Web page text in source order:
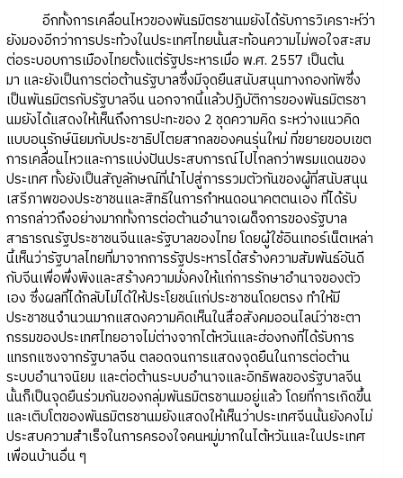
อีกทั้งการเคลื่อนไหวของพันธมิตรชานมยังได้รับการวิเคราะห์ว่า
ยังมองอีกว่าการประท้วงในประเทศไทยนั้นสะท้อนความไม่พอใจสะสม
ต่อระบอบการเมืองไทยตั้งแต่รัฐประหารเมื่อ พ.ศ. 2557 เป็นต้น
มา และยังเป็นการต่อต้านรัฐบาลซึ่งมีจุดยืนสนับสนุนทางกองทัพซึ่ง
เป็นพันธมิตรกับรัฐบาลจีน นอกจากนี้แล้วปฏิบัติการของพันธมิตรชา
นมยังได้แสดงให้เห็นถึงการปะทะของ 2 ชุดความคิด ระหว่างแนวคิด
แบบอนุรักษ์นิยมกับประชาธิปไตยสากลของคนรุ่นใหม่ ที่ขยายขอบเขต
การเคลื่อนไหวและการแบ่งปันประสบการณ์ไปไกลกว่าพรมแดนของ
ประเทศ ทั้งยังเป็นสัญลักษณ์ที่นำไปสู่การรวมตัวกันของผู้ที่สนับสนุน
เสรีภาพของประชาชนและสิทธิในการกำหนดอนาคตตนเอง ที่ได้รับ
การกล่าวถึงอย่างมากทั้งการต่อต้านอำนาจเผด็จการของรัฐบาล
สาธารณรัฐประชาชนจีนและรัฐบาลของไทย โดยผู้ใช้อินเทอร์เน็ตเหล่า
นี้เห็นว่ารัฐบาลไทยที่มาจากการรัฐประหารได้สร้างความสัมพันธ์อันดี
กับจีนเพื่อพึ่งพิงและสร้างความมั่งคงให้แก่การรักษาอำนาจของตัว
เอง ซึ่งผลที่ได้กลับไม่ได้ให้ประโยชน์แก่ประชาชนโดยตรง ทำให้มี
ประชาชนจำนวนมากแสดงความคิดเห็นในสื่อสังคมออนไลน์ว่าชะตา
กรรมของประเทศไทยอาจไม่ต่างจากไต้หวันและฮ่องกงที่ได้รับการ
แทรกแซงจากรัฐบาลจีน ตลอดจนการแสดงจุดยืนในการต่อต้าน
ระบบอำนาจนิยม และต่อต้านระบบอำนาจและอิทธิพลของรัฐบาลจีน
นั้นก็เป็นจุดยืนร่วมกันของกลุ่มพันธมิตรชานมอยู่แล้ว โดยที่การเกิดขึ้น
และเติบโตของพันธมิตรชานมยังแสดงให้เห็นว่าประเทศจีนนั้นยังคงไม่
ประสบความสำเร็จในการครองใจคนหมู่มากในไต้หวันและในประเทศ
เพื่อนบ้านอื่น ๆ